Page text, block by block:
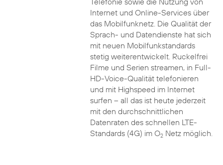
Internet und Online-Services über
das Mobilfunknetz. Die Qualität der
Sprach- und Datendienste hat sich
mit neuen Mobilfunkstandards
stetig weiterentwickelt. Ruckelfrei
Filme und Serien streamen, in Full-
HD-Voice-Qualität telefonieren
und mit Highspeed im Internet
surfen – all das ist heute jederzeit
mit den durchschnittlichen
Datenraten des schnellen LTE-
Standards (4G) im O2Netz möglich.